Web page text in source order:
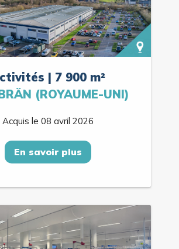
| 7 900 m²
(ROYAUME-UNI)
Acquis le 08 avril 2026
En savoir plus